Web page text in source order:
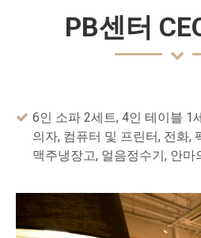
PB센터
6인 소파 2세트, 4인 테이블 1
의자, 컴퓨터 및 프린터, 전화,
맥주냉장고, 얼음정수기, 안마